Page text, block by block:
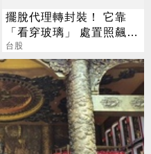
擺脫代理轉封裝！ 它靠
「看穿玻璃」 處置照飆2
漲停
台股